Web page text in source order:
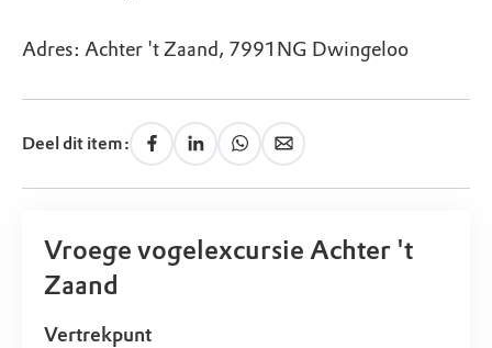
Adres: Achter 't Zaand, 7991NG Dwingeloo
Deel dit item:
Vroege vogelexcursie Achter 't
Zaand
Vertrekpunt